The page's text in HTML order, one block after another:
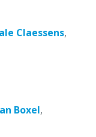
Claessens,
Boxel,